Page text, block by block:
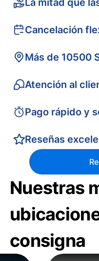
La mitad que
Cancelación
Más de 10500
Atención al
Pago rápido y
Reseñas
Nuestras
consigna